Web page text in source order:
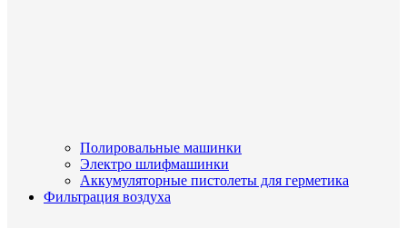
Полировальные машинки
Электро шлифмашинки
Аккумуляторные пистолеты для герметика
Фильтрация воздуха